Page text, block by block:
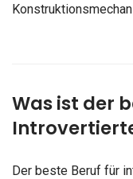
Was ist der
Der beste Beruf für